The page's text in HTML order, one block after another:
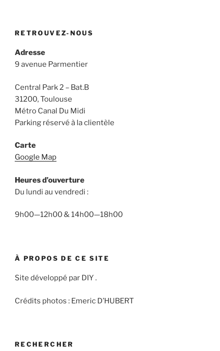
RETROUVEZ-NOUS
Adresse
9 avenue Parmentier
Central Park 2 – Bat.B
31200, Toulouse
Métro Canal Du Midi
Parking réservé à la clientèle
Carte
Google Map
Heures d’ouverture
Du lundi au vendredi :
9h00—12h00 & 14h00—18h00
À PROPOS DE CE SITE
Site développé par DIY .
Crédits photos : Emeric D’HUBERT
RECHERCHER